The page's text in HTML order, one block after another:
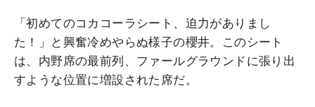
「初めてのコカコーラシート、迫力がありまし
た！」と興奮冷めやらぬ様子の櫻井。このシート
は、内野席の最前列、ファールグラウンドに張り出
すような位置に増設された席だ。